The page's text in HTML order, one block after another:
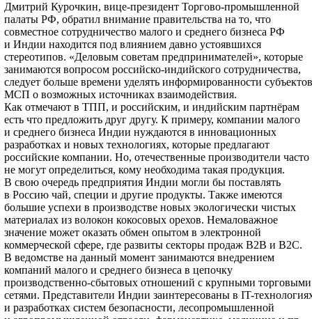
Дмитрий Курочкин, вице-президент Торгово-промышленной
палаты РФ, обратил внимание правительства на то, что
совместное сотрудничество малого и среднего бизнеса РФ
и Индии находится под влиянием давно устоявшихся
стереотипов. «Деловым советам предпринимателей», которые
занимаются вопросом российско-индийского сотрудничества,
следует больше времени уделять информированности субъектов
МСП о возможных источниках взаимодействия.
Как отмечают в ТПП, и российским, и индийским партнёрам
есть что предложить друг другу. К примеру, компании малого
и среднего бизнеса Индии нуждаются в инновационных
разработках и новых технологиях, которые предлагают
российские компании. Но, отечественные производители часто
не могут определиться, кому необходима такая продукция.
В свою очередь предприятия Индии могли бы поставлять
в Россию чай, специи и другие продукты. Также имеются
большие успехи в производстве новых экологически чистых
материалах из волокон кокосовых орехов. Немаловажное
значение может оказать обмен опытом в электронной
коммерческой сфере, где развиты секторы продаж B2B и B2C.
В ведомстве на данный момент занимаются внедрением
компаний малого и среднего бизнеса в цепочку
производственно-сбытовых отношений с крупными торговыми
сетями. Представители Индии заинтересованы в IT-
и разработках систем безопасности, лесопромышленной